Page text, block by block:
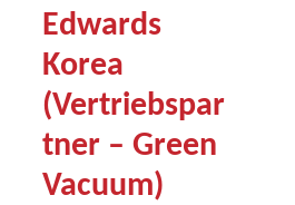
Edwards
Korea
(Vertriebspar
tner – Green
Vacuum)